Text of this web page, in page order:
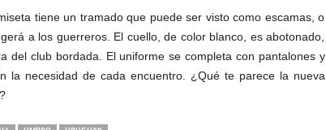
tiene un tramado que puede ser visto como escamas, o
a los guerreros. El cuello, de color blanco, es abotonado,
del club bordada. El uniforme se completa con pantalones y
la necesidad de cada encuentro. ¿Qué te parece la nueva